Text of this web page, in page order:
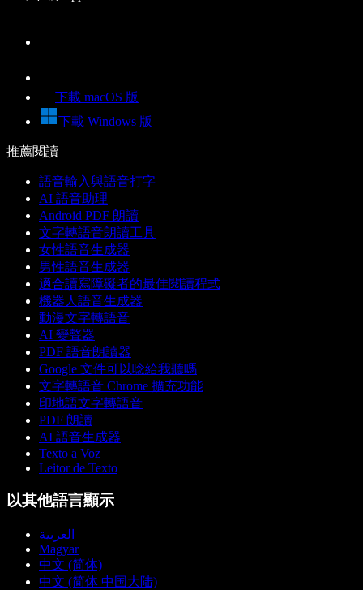
下載 macOS 版
下載 Windows 版
推薦閱讀
語音輸入與語音打字
AI 語音助理
Android PDF 朗讀
文字轉語音朗讀工具
女性語音生成器
男性語音生成器
適合讀寫障礙者的最佳閱讀程式
機器人語音生成器
動漫文字轉語音
AI 變聲器
PDF 語音朗讀器
Google 文件可以唸給我聽嗎
文字轉語音 Chrome 擴充功能
印地語文字轉語音
PDF 朗讀
AI 語音生成器
Texto a Voz
Leitor de Texto
以其他語言顯示
العربية
Magyar
中文 (简体)
中文 (简体 中国大陆)